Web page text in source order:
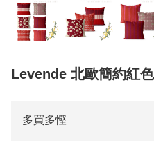
Levende 北歐簡約紅
多買多慳